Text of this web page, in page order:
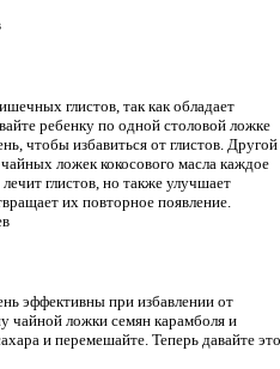
глистов, так как обладает
ребенку по одной столовой ложке
чтобы избавиться от глистов. Другой
ложек кокосового масла каждое
глистов, но также улучшает
их повторное появление.
эффективны при избавлении от
чайной ложки семян карамболя и
и перемешайте. Теперь давайте это